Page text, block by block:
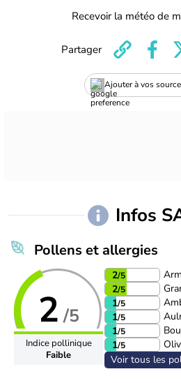
Recevoir la météo de
Ajouter à vos
Partager
Infos
Pollens et allergies
2 /5
Indice pollinique
Faible
2/5
2/5
1/5
1/5
1/5
1/5
Voir tous les